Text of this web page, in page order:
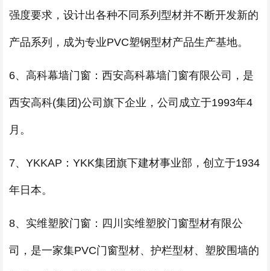
强度要求，设计出各种不同系列型材并不断开发新的
产品系列，成为专业PVC塑钢型材产品生产基地。
6、高科幕墙门窗：西安高科幕墙门窗有限公司，是
西安高科(集团)公司旗下企业，公司成立于1993年4
月。
7、YKKAP：YKK集团旗下建材事业部，创立于1934
年日本。
8、实维塑胶门窗：四川实维塑胶门窗型材有限公
司，是一家集PVC门窗型材、护栏型材、塑胶围墙的